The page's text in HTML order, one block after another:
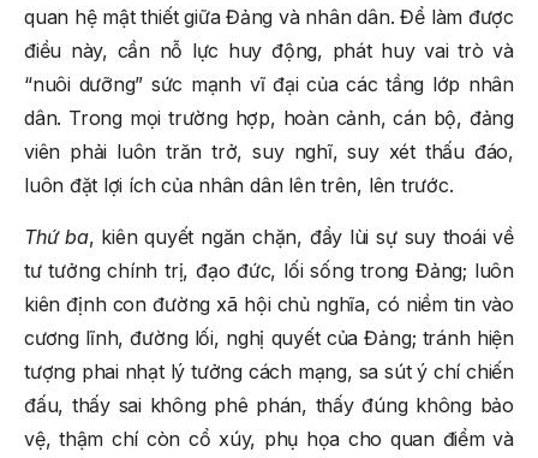
quan hệ mật thiết giữa Đảng và nhân dân. Để làm được
điều này, cần nỗ lực huy động, phát huy vai trò và
“nuôi dưỡng” sức mạnh vĩ đại của các tầng lớp nhân
dân. Trong mọi trường hợp, hoàn cảnh, cán bộ, đảng
viên phải luôn trăn trở, suy nghĩ, suy xét thấu đáo,
luôn đặt lợi ích của nhân dân lên trên, lên trước.
Thứ ba, kiên quyết ngăn chặn, đẩy lùi sự suy thoái về
tư tưởng chính trị, đạo đức, lối sống trong Đảng; luôn
kiên định con đường xã hội chủ nghĩa, có niềm tin vào
cương lĩnh, đường lối, nghị quyết của Đảng; tránh hiện
tượng phai nhạt lý tưởng cách mạng, sa sút ý chí chiến
đấu, thấy sai không phê phán, thấy đúng không bảo
vệ, thậm chí còn cổ xúy, phụ họa cho quan điểm và